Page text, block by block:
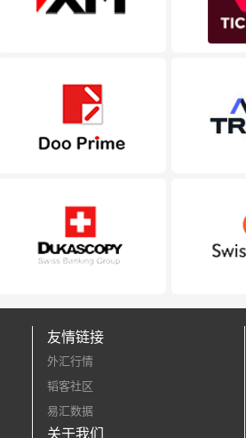
友情链接
外汇行情
韬客社区
易汇数据
关于我们